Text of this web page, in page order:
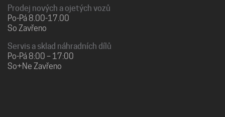
Prodej nových a ojetých vozů
Po-Pá 8.00-17.00
So Zavřeno
Servis a sklad náhradních dílů
Po-Pá 8:00 – 17:00
So+Ne Zavřeno